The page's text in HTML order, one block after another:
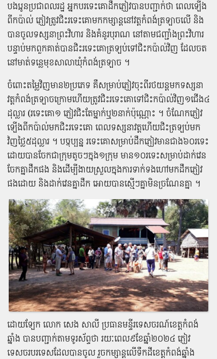
បងប្អូន​ប្រជាពលរដ្ឋ អ្នក​ប​រទេះគោ​ដឹក​ភ្ញៀវ​បាន​បញ្ជាក់​ថា ពេល​ឡើង​
ពី​កប៉ាល់ ភ្ញៀវ​ត្រូវ​ជិះរទេះ​គោ​មក​កម្សាន្ត​នៅ​វត្ត​កំពង់ត្រឡាច​លើ និង​
បាន​ចូល​ទស្សនា​ព្រះ​វិហារ និង​គំនូរ​បុរាណ នៅ​តាម​ជញ្ជាំង​ព្រះ​វិហារ
បន្ទាប់​មក​ពួក​គាត់​បាន​ជិះ​រទេះគោ​ត្រឡប់​ទៅ​ជិះ​កប៉ាល់​វិញ ដែល​ចត​
នៅ​មាត់ទន្លេ​មុខ​សាលាឃុំ​កំពង់ត្រឡាច ។
ចំពោះ​តម្លៃ​វិញ​មាន​២​ប្រភេទ គឺ​សម្រាប់​ភ្ញៀវ​ចុះ​ពី​រថយន្ត​មក​ទស្សនា​
វត្ត​កំពង់ត្រឡាច​ក្រោម​ហើយ​ត្រូវ​ជិះ​រទេះគោ​ទៅ​ជិះ​កប៉ាល់​វិញ​១​ជើង​៤​
ដុល្លារ (​រទេះគោ​១ ភ្ញៀវ​ជិះ​តែ​ម្នាក់​ឬ​២​នាក់​ប៉ុណ្ណោះ ។ ចំណែក​ភ្ញៀវ​
ឡើង​ពី​កប៉ាល់​មក​ជិះ​រទេះគោ ពេល​ទស្សនា​វត្ត​ហើយ​ជិះ​ត្រឡប់​មក​
វិញ​ថ្លៃ​៥​ដុល្លារ ។ បច្ចុប្បន្ន រទេះគោ​សម្រាប់​ដឹក​ភ្ញៀវ​មាន​ជាង​៦០​រទេះ
ដោយ​បាន​ចែក​ជា​ក្រុម​តូច​ៗ​ក្នុង​១​ក្រុម មាន​១០​រទេះ​សម្រាប់​ដាក់​វេន​
ចែក​គ្នា​ដឹក​ផង និង​ដើម្បី​ងាយស្រួល​ក្នុង​ការ​ទាក់ទង​ហៅ​មក​ដឹក​ភ្ញៀវ​
ផង​ដោយ និង​ដាក់​វេន​គ្នា​ដឹក អោយ​បាន​ស្មើ​ៗ​គ្នា​មិន​ច្រណែន​គ្នា ។
ដោយឡែក លោក សេង សាលី ប្រធាន​មន្ទីរ​ទេសចរណ៍​ខេត្តកំពង់
ឆ្នាំង បាន​បញ្ជាក់​តាម​ទូរស័ព្ទ​ថា រយៈពេល​៩​ខែ​ឆ្នាំ​២០២៤ ភ្ញៀវ​
ទេសចរ​បរទេស​ដែល​បាន​ចូល រួច​កម្សាន្ត​លើ​ទឹកដី​ខេត្តកំពង់ឆ្នាំង